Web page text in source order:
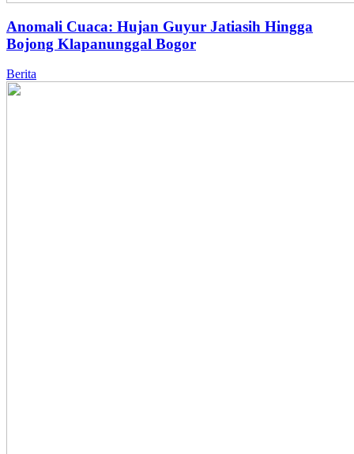
Anomali Cuaca: Hujan Guyur Jatiasih Hingga
Bojong Klapanunggal Bogor
Berita